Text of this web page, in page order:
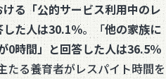
る「公的サービス利用中のレ
した人は30.1％。「他の家族に
0時間」と回答した人は36.5％
たる養育者がレスパイト時間を